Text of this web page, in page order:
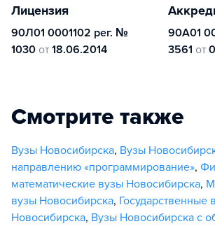
Лицензия
90Л01 0001102 рег. №
1030 от 18.06.2014
90А01
3561 от
Смотрите также
Вузы Новосибирска, Вузы
направлению «программирование»,
математические вузы Новосибирска,
вузы Новосибирска, Государственные
Новосибирска, Вузы Новосибирска с